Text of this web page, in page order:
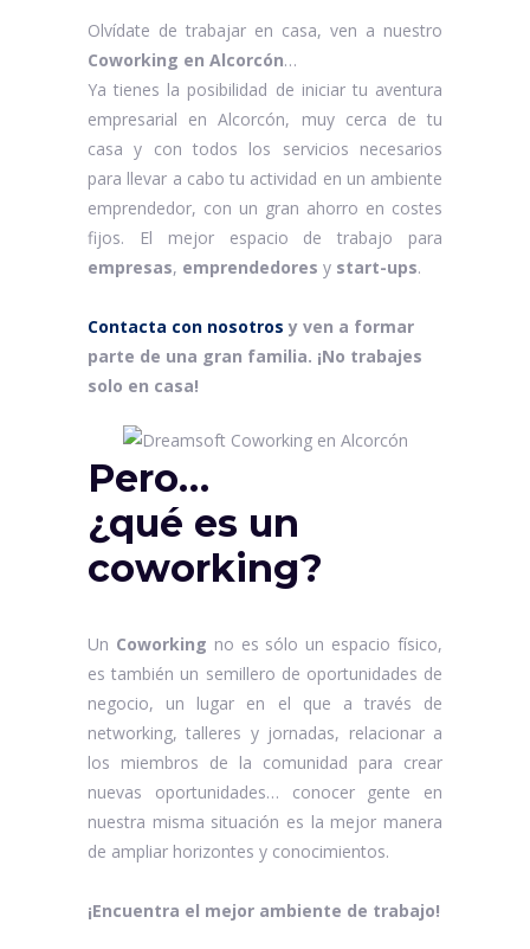
Olvídate de trabajar en casa, ven a nuestro
Coworking en Alcorcón…
Ya tienes la posibilidad de iniciar tu aventura
empresarial en Alcorcón, muy cerca de tu
casa y con todos los servicios necesarios
para llevar a cabo tu actividad en un ambiente
emprendedor, con un gran ahorro en costes
fijos. El mejor espacio de trabajo para
empresas, emprendedores y start-ups.
Contacta con nosotros y ven a formar
parte de una gran familia. ¡No trabajes
solo en casa!
Pero…
¿qué es un
coworking?
Un Coworking no es sólo un espacio físico,
es también un semillero de oportunidades de
negocio, un lugar en el que a través de
networking, talleres y jornadas, relacionar a
los miembros de la comunidad para crear
nuevas oportunidades… conocer gente en
nuestra misma situación es la mejor manera
de ampliar horizontes y conocimientos.
¡Encuentra el mejor ambiente de trabajo!